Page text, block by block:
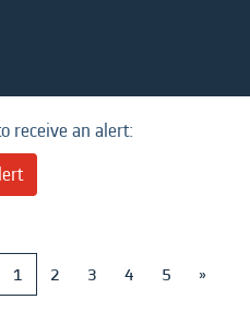
receive an alert:
1 2 3 4 5 »